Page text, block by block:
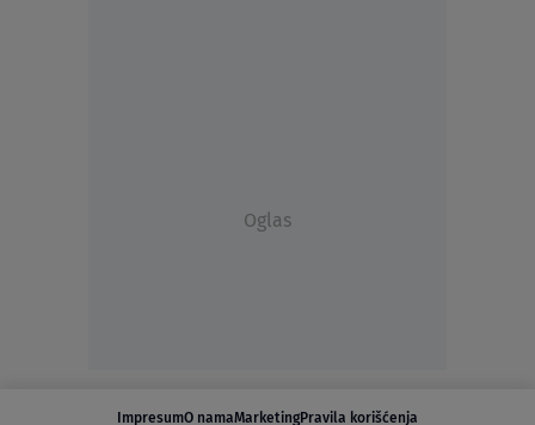
Oglas
ImpresumO namaMarketingPravila korišćenja